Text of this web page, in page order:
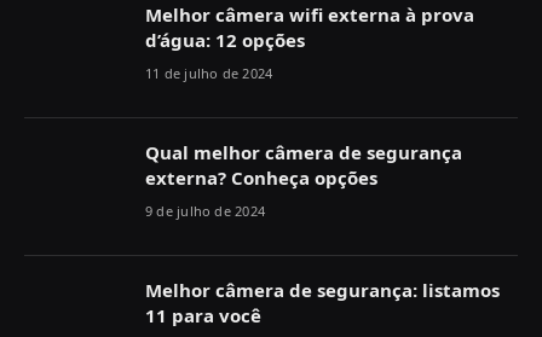
Melhor câmera wifi externa à prova
d’água: 12 opções
11 de julho de 2024
Qual melhor câmera de segurança
externa? Conheça opções
9 de julho de 2024
Melhor câmera de segurança: listamos
11 para você